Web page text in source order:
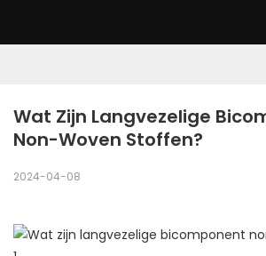
Wat Zijn Langvezelige
Non-Woven Stoffen?
2024-04-08